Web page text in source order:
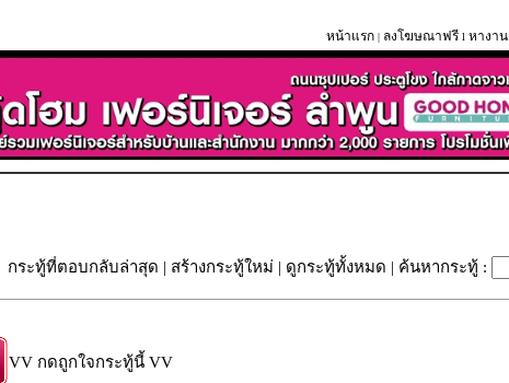
หน้าแรก | ลงโฆษณาฟรี l หางาน
กระทู้ที่ตอบกลับล่าสุด | สร้างกระทู้ใหม่ | ดูกระทู้ทั้งหมด | ค้นหากระทู้ :
VV กดถูกใจกระทู้นี้ VV